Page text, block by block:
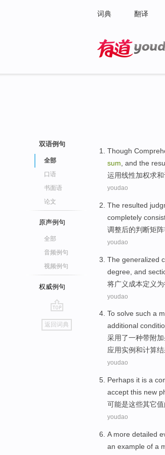
词典 翻译
双语例句
全部
口语
书面语
论文
原声例句
全部
音频例句
视频例句
权威例句
go
top
返回词典
Though
sum and the
运用线性加权求和
youdao
The resulted
completely
调整后的判断矩阵
youdao
The generalized
degree , and
将广义成本定义为
youdao
To solve such a
additional
采用了一种带附加
应用实例和计算结
youdao
Perhaps it is a
accept this new
可能是这些其它值
youdao
A more detailed
an example of a